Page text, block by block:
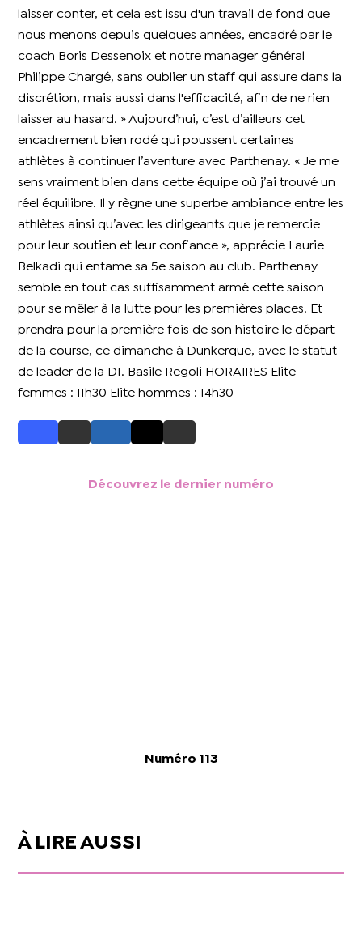
laisser conter, et cela est issu d'un travail de fond que
nous menons depuis quelques années, encadré par le
coach Boris Dessenoix et notre manager général
Philippe Chargé, sans oublier un staff qui assure dans la
discrétion, mais aussi dans l'efficacité, afin de ne rien
laisser au hasard. » Aujourd’hui, c’est d’ailleurs cet
encadrement bien rodé qui poussent certaines
athlètes à continuer l’aventure avec Parthenay. « Je me
sens vraiment bien dans cette équipe où j’ai trouvé un
réel équilibre. Il y règne une superbe ambiance entre les
athlètes ainsi qu’avec les dirigeants que je remercie
pour leur soutien et leur confiance », apprécie Laurie
Belkadi qui entame sa 5e saison au club. Parthenay
semble en tout cas suffisamment armé cette saison
pour se mêler à la lutte pour les premières places. Et
prendra pour la première fois de son histoire le départ
de la course, ce dimanche à Dunkerque, avec le statut
de leader de la D1. Basile Regoli HORAIRES Elite
femmes : 11h30 Elite hommes : 14h30
Découvrez le dernier numéro
Numéro 113
À LIRE AUSSI